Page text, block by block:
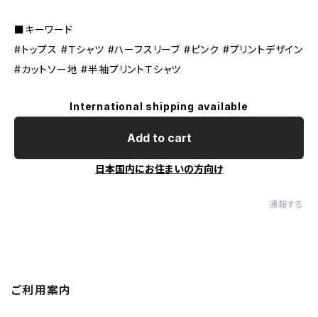
■キーワード
#トップス #Ｔシャツ #ハーフスリーブ #ピンク #プリントデザイン
#カットソー地 #半袖プリントＴシャツ
International shipping available
Add to cart
日本国内にお住まいの方向け
通報する
ご利用案内